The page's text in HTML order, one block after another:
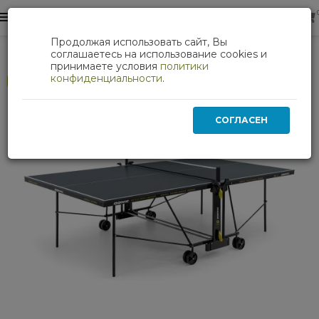
Теннисный стол DONIC INDOOR STYLE 600 GRAY
Продолжая использовать сайт, Вы
соглашаетесь на использование cookies и
принимаете условия политики
конфиденциальности.
СОГЛАСЕН